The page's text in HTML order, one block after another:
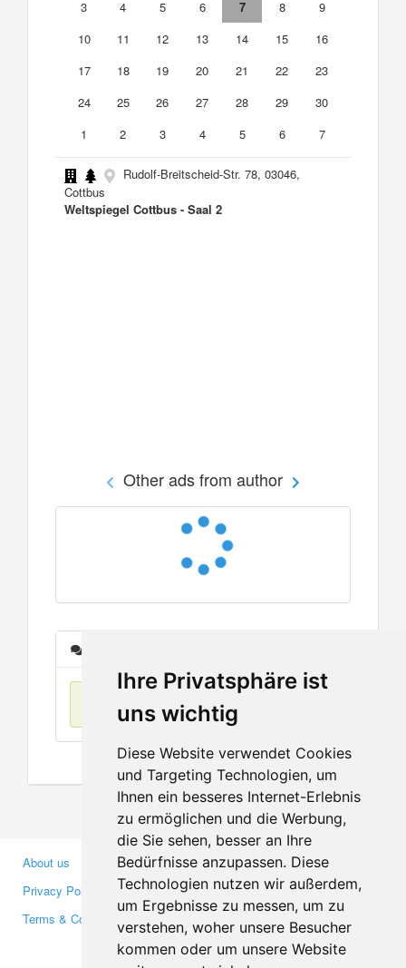
Ihre Privatsphäre ist
uns wichtig
Diese Website verwendet Cookies
und Targeting Technologien, um
Ihnen ein besseres Internet-Erlebnis
zu ermöglichen und die Werbung,
die Sie sehen, besser an Ihre
Bedürfnisse anzupassen. Diese
Technologien nutzen wir außerdem,
um Ergebnisse zu messen, um zu
verstehen, woher unsere Besucher
kommen oder um unsere Website
3
4 5 6 7 8
9
10
11 12 13 14 15
16
17
18 19 20 21 22
23
24
25 26 27 28 29
30
1
2 3 4 5 6 7
Rudolf-Breitscheid-Str. 78, 03046,
Cottbus
Weltspiegel Cottbus - Saal 2
Other ads from author
No items found
About us
Privacy Policy
Terms & Conditions
Business Partners
Investors
Media